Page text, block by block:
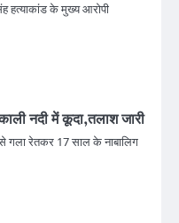
हत्याकांड के मुख्य आरोपी
नदी में कूदा,तलाश जारी
गला रेतकर 17 साल के नाबालिग